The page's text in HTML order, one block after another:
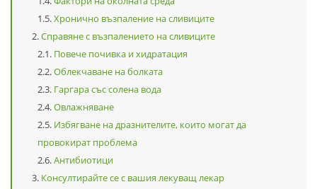
Хронично възпаление на сливиците
Справяне с възпалението на сливиците
Повече почивка и хидратация
Облекчаване на болката
Гаргара със солена вода
Овлажняване
Избягване на дразнителите, които могат да
провокират проблема
Антибиотици
Консултирайте се с вашия лекуващ лекар